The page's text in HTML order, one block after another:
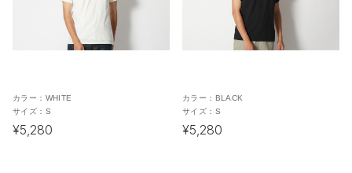
カラー： WHITE
サイズ： S
¥5,280
カラー： BLACK
サイズ： S
¥5,280